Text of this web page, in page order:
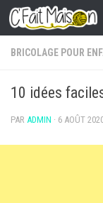
Skip to content
BRICOLAGE POUR
10 idées
PAR ADMIN · 6 AOÛT